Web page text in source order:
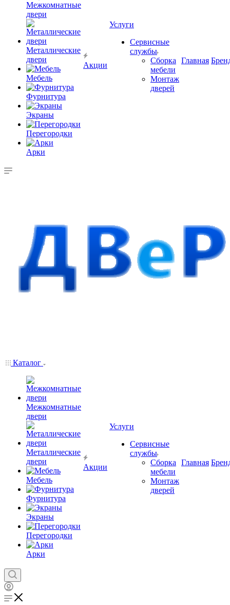
Межкомнатные
двери
Металлические
двери
Мебель
Фурнитура
Экраны
Перегородки
Арки
Акции
Услуги
Сервисные
службы
Сборка
мебели
Монтаж
дверей
Главная
Каталог
Межкомнатные
двери
Металлические
двери
Мебель
Фурнитура
Экраны
Перегородки
Арки
Акции
Услуги
Сервисные
службы
Сборка
мебели
Монтаж
дверей
Главная